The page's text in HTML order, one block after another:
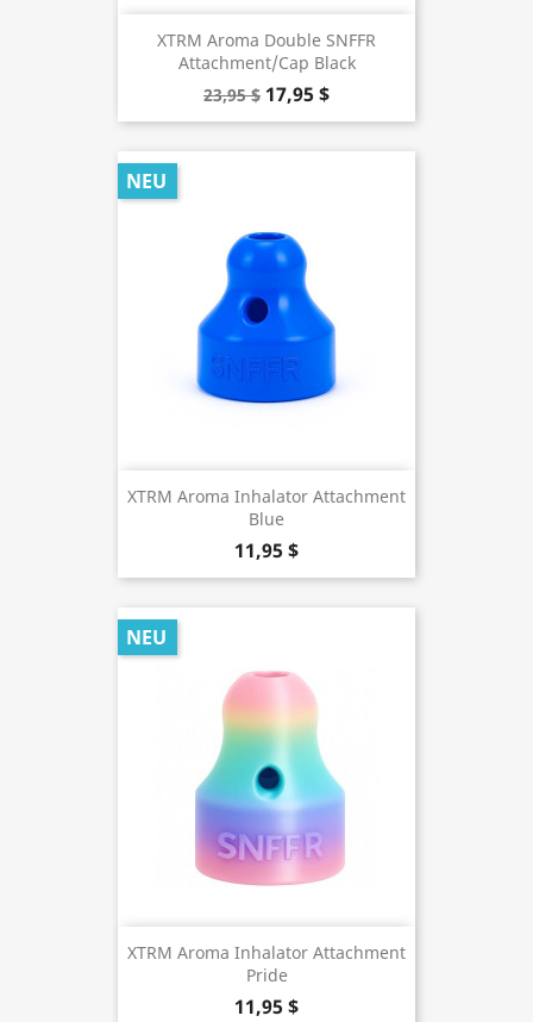
XTRM Aroma Double SNFFR
Attachment/Cap Black
23,95 $ 17,95 $
XTRM Aroma Inhalator Attachment
Blue
11,95 $
NEU
XTRM Aroma Inhalator Attachment
Pride
11,95 $
NEU